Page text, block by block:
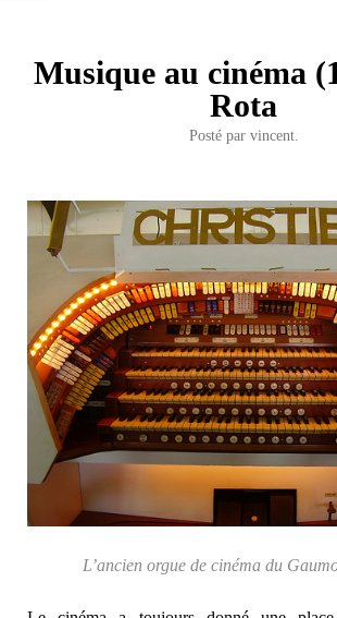
Musique au cinéma
Rota
Posté par vincent.
L’ancien orgue de cinéma du